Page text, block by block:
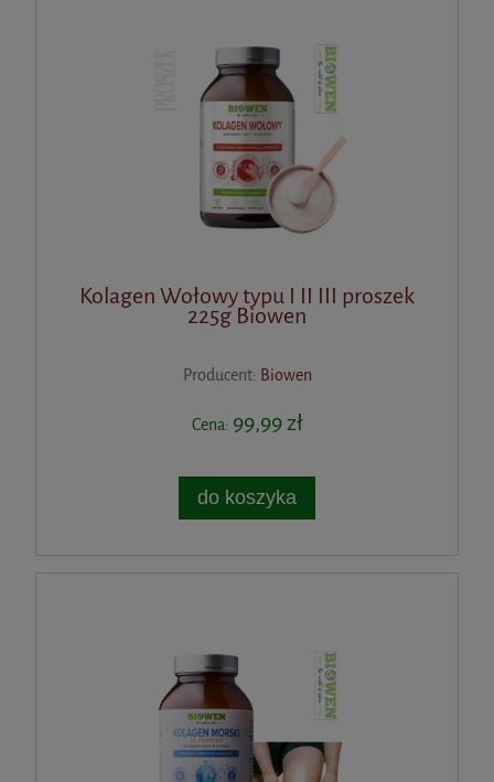
Kolagen Wołowy typu I II III proszek
225g Biowen
Producent: Biowen
Cena: 99,99 zł
do koszyka